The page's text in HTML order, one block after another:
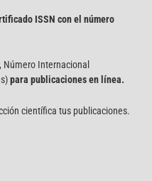
ISSN con el número
Internacional
para publicaciones en línea.
científica tus publicaciones.